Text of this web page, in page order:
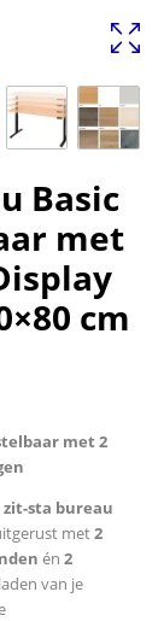
Basic
met
cm
met 2
zit-sta bureau
met2
én 2
van je